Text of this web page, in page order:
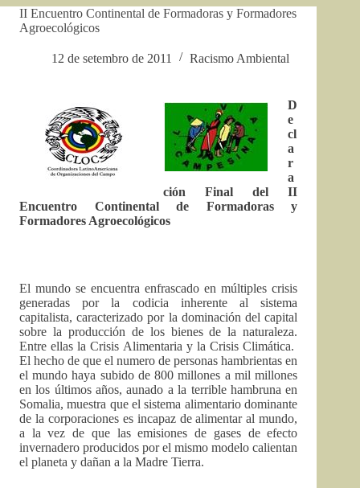
II Encuentro Continental de Formadoras y Formadores
Agroecológicos
12 de setembro de 2011 Racismo Ambiental
D
e
cl
a
r
a
ción Final del II
Encuentro Continental de Formadoras y
Formadores Agroecológicos
El mundo se encuentra enfrascado en múltiples crisis
generadas por la codicia inherente al sistema
capitalista, caracterizado por la dominación del capital
sobre la producción de los bienes de la naturaleza.
Entre ellas la Crisis Alimentaria y la Crisis Climática.
El hecho de que el numero de personas hambrientas en
el mundo haya subido de 800 millones a mil millones
en los últimos años, aunado a la terrible hambruna en
Somalia, muestra que el sistema alimentario dominante
de la corporaciones es incapaz de alimentar al mundo,
a la vez de que las emisiones de gases de efecto
invernadero producidos por el mismo modelo calientan
el planeta y dañan a la Madre Tierra.